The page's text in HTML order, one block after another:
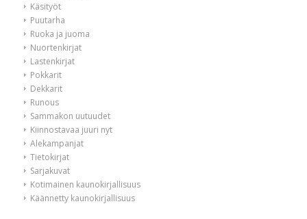
Käsityöt
Puutarha
Ruoka ja juoma
Nuortenkirjat
Lastenkirjat
Pokkarit
Dekkarit
Runous
Sammakon uutuudet
Kiinnostavaa juuri nyt
Alekampanjat
Tietokirjat
Sarjakuvat
Kotimainen kaunokirjallisuus
Käännetty kaunokirjallisuus